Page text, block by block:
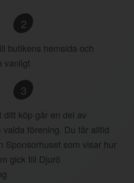
2
butikens hemsida och
vanligt
3
ditt köp går en del av
förening. Du får alltid
Sponsorhuset som visar hur
gick till Djurö